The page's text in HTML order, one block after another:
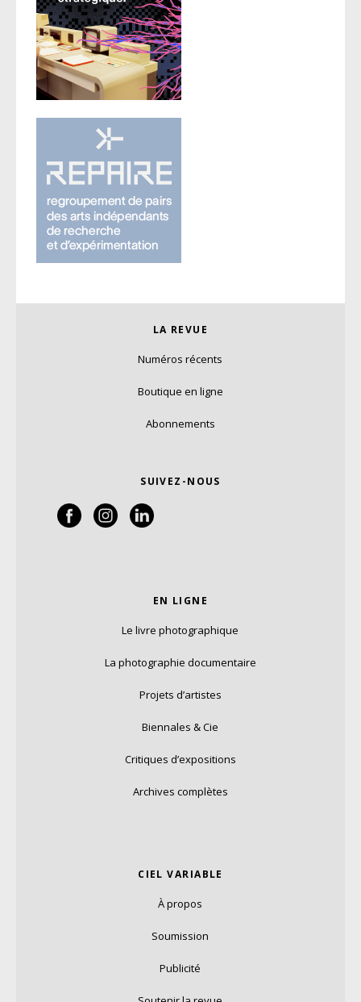
LA REVUE
Numéros récents
Boutique en ligne
Abonnements
SUIVEZ-NOUS
EN LIGNE
Le livre photographique
La photographie documentaire
Projets d’artistes
Biennales & Cie
Critiques d’expositions
Archives complètes
CIEL VARIABLE
À propos
Soumission
Publicité